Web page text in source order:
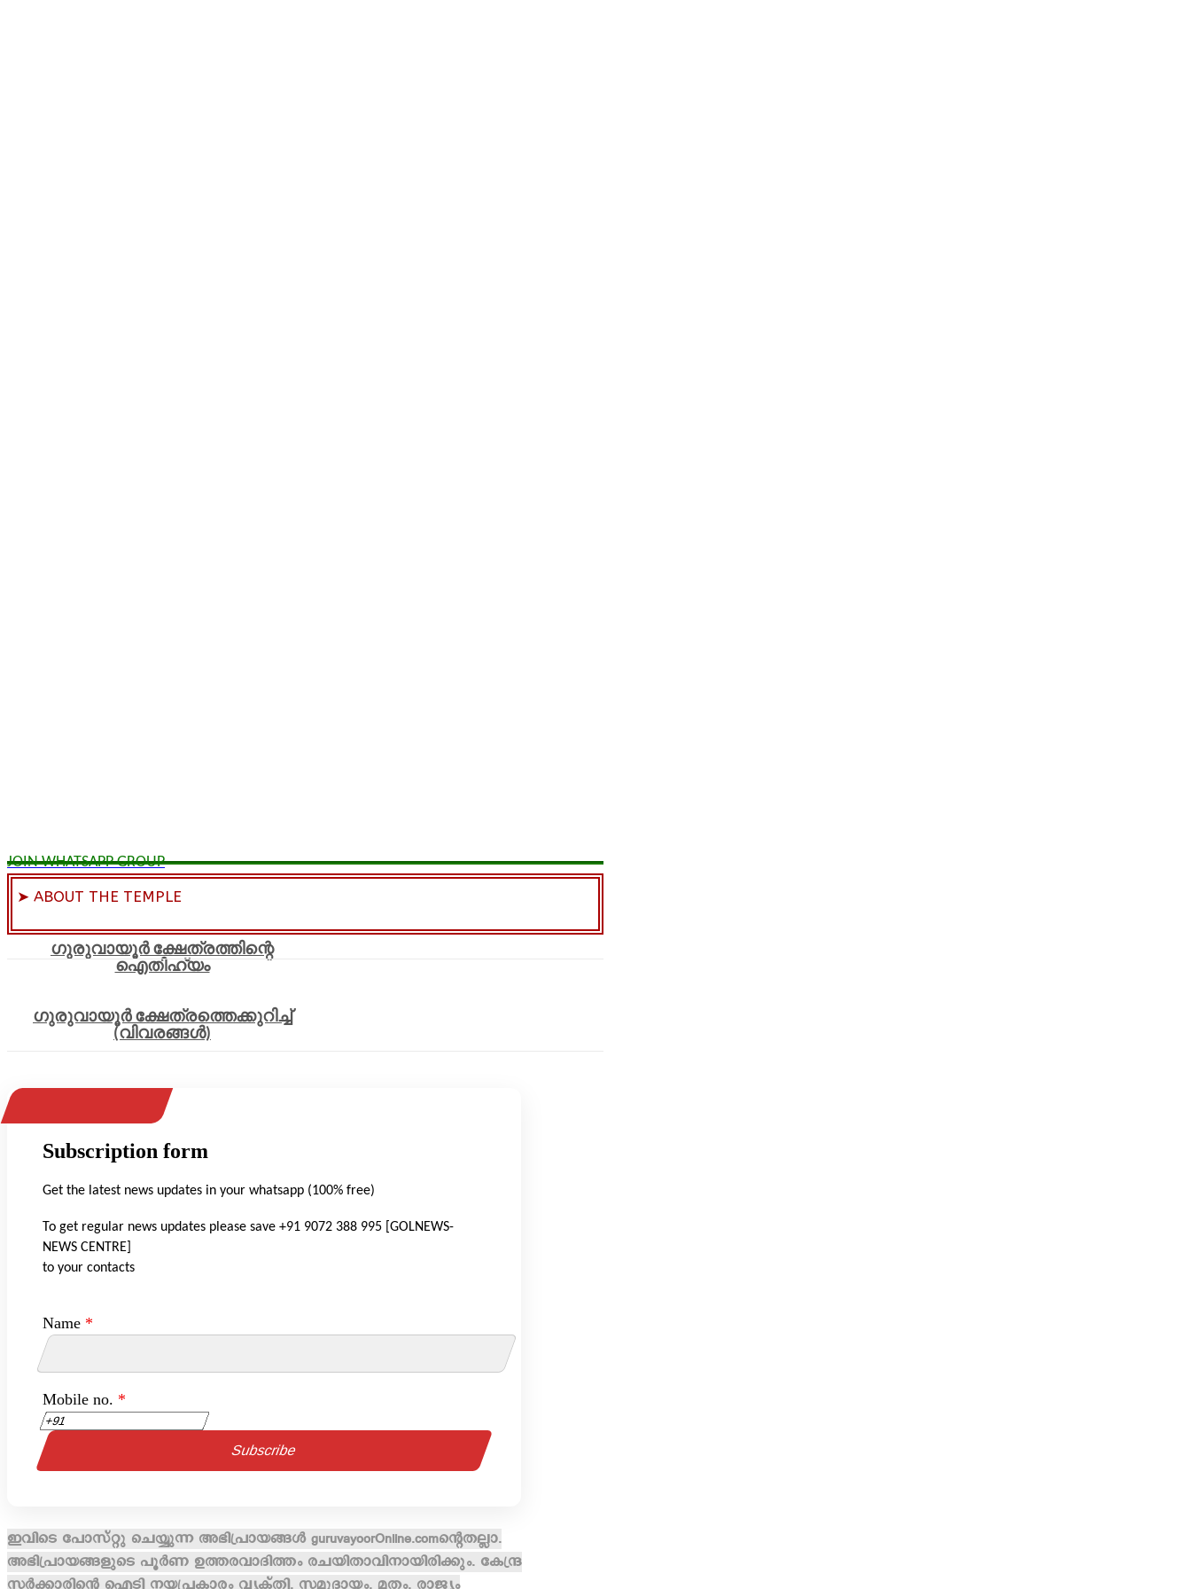
JOIN WHATSAPP GROUP
➤ ABOUT THE TEMPLE
ഗുരുവായൂർ ക്ഷേത്രത്തിന്റെ
ഐതിഹ്യം
ഗുരുവായൂർ ക്ഷേത്രത്തെക്കുറിച്ച്
(വിവരങ്ങൾ)
Subscription form
Get the latest news updates in your whatsapp (100% free)
To get regular news updates please save +91 9072 388 995 [GOLNEWS-
NEWS CENTRE]
to your contacts
Name *
Mobile no. *
ഇവിടെ പോസ്റ്റു ചെയ്യുന്ന അഭിപ്രായങ്ങൾ guruvayoorOnline.comന്റെതല്ലാ.
അഭിപ്രായങ്ങളുടെ പൂർണ ഉത്തരവാദിത്തം രചയിതാവിനായിരിക്കും. കേന്ദ്ര